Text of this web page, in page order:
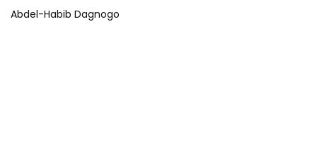
Abdel-Habib Dagnogo